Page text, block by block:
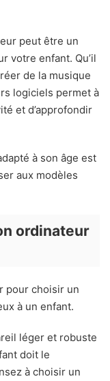
peut être un
votre enfant. Qu’il
de la musique
logiciels permet à
et d’approfondir
à son âge est
aux modèles
ordinateur
pour choisir un
à un enfant.
léger et robuste
doit le
à choisir un